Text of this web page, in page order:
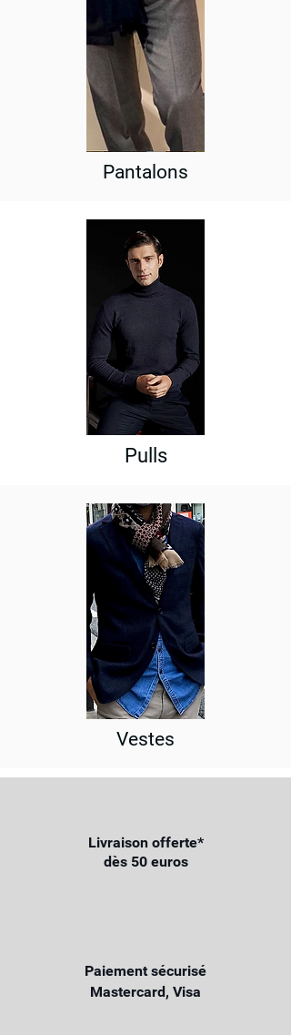
Pantalons
Pulls
Vestes
Livraison offerte*
dès 50 euros
Paiement sécurisé
Mastercard, Visa